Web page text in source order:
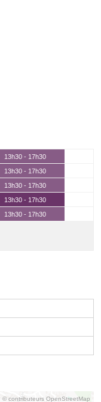
13h30 - 17h30
13h30 - 17h30
13h30 - 17h30
13h30 - 17h30
13h30 - 17h30
© contributeurs OpenStreetMap